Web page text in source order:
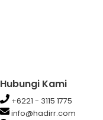
Hubungi Kami
+6221 - 3115 1775
info@hadirr.com